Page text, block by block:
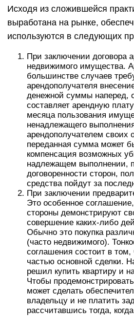
Исходя из сложившейся
выработана на рынке,
используются в следующих
При заключении договора
недвижимого имущества.
большинстве случаев
арендополучателя
денежной суммы наперед,
составляет арендную
месяца пользования
ненадлежащего
арендополучателем своих
переданная сумма может
компенсация возможных
надлежащем выполнении,
договоренности сторон,
средства пойдут за
При заключении
Это особенное
стороны демонстрируют
совершение каких-либо
Обычно это покупка
(часто недвижимого).
соглашения состоит в том,
частью основной сделки.
решил купить квартиру и
Чтобы
может сделать
владельцу и не платить
рассчитавшись тогда,